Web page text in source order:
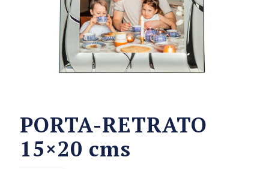
PORTA-RETRATO
15×20 cms